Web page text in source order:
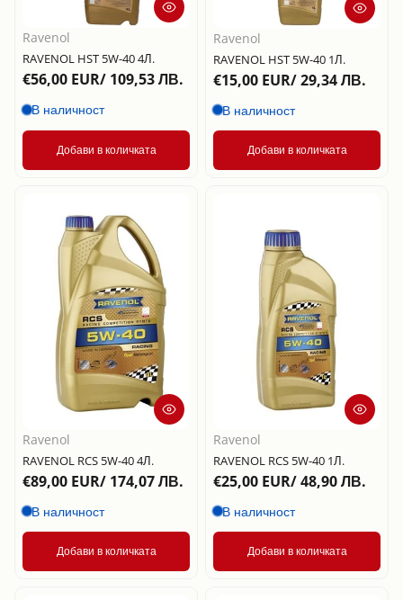
Ravenol
RAVENOL HST 5W-40 4Л.
€56,00 EUR/ 109,53 ЛВ.
В наличност
Добави в количката
Ravenol
RAVENOL HST 5W-40 1Л.
€15,00 EUR/ 29,34 ЛВ.
В наличност
Добави в количката
Ravenol
RAVENOL RCS 5W-40 4Л.
€89,00 EUR/ 174,07 ЛВ.
В наличност
Добави в количката
Ravenol
RAVENOL RCS 5W-40 1Л.
€25,00 EUR/ 48,90 ЛВ.
В наличност
Добави в количката